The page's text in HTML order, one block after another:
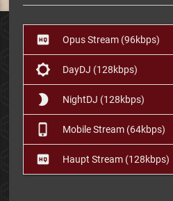
high_quality Opus Stream (96kbps)
brightness_5 DayDJ (128kbps)
brightness_2 NightDJ (128kbps)
phone_iphone Mobile Stream (64kbps)
high_quality Haupt Stream (128kbps)